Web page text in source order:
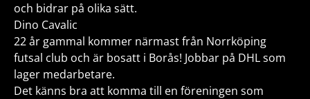
och bidrar på olika sätt.
Dino Cavalic
22 år gammal kommer närmast från Norrköping
futsal club och är bosatt i Borås! Jobbar på DHL som
lager medarbetare.
Det känns bra att komma till en föreningen som